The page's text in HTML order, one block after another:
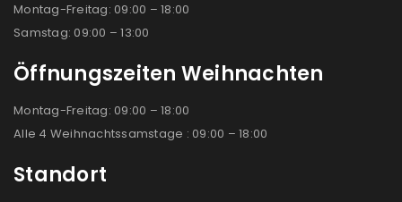
Montag-Freitag: 09:00 – 18:00
Samstag: 09:00 – 13:00
Öffnungszeiten Weihnachten
Montag-Freitag: 09:00 – 18:00
Alle 4 Weihnachtssamstage : 09:00 – 18:00
Standort